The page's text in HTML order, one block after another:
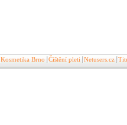
Kosmetika Brno Čištění pleti Netusers.cz